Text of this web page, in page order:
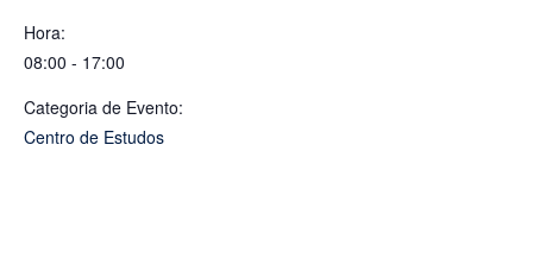
Hora:
08:00 - 17:00
Categoria de Evento:
Centro de Estudos